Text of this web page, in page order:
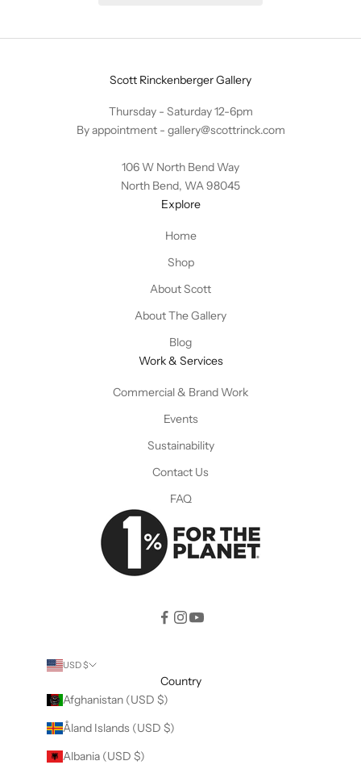
Scott Rinckenberger Gallery
Thursday - Saturday 12-6pm
By appointment - gallery@scottrinck.com
106 W North Bend Way
North Bend, WA 98045
Explore
Home
Shop
About Scott
About The Gallery
Blog
Work & Services
Commercial & Brand Work
Events
Sustainability
Contact Us
FAQ
USD $
Country
Afghanistan (USD $)
Åland Islands (USD $)
Albania (USD $)